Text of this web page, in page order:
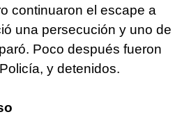
continuaron el escape a
una persecución y uno de
Poco después fueron
y detenidos.